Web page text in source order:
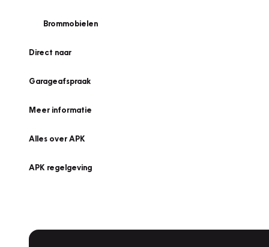
Brommobielen
Direct naar
Garageafspraak
Meer informatie
Alles over APK
APK regelgeving